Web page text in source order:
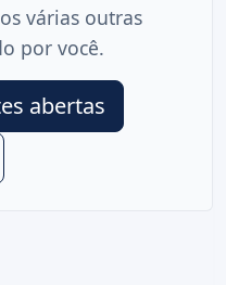
várias outras
por você.
abertas